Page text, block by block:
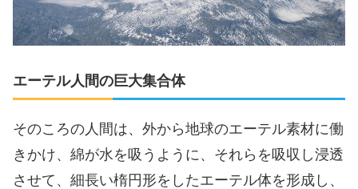
エーテル人間の巨大集合体
そのころの人間は、外から地球のエーテル素材に働
きかけ、綿が水を吸うように、それらを吸収し浸透
させて、細長い楕円形をしたエーテル体を形成し、